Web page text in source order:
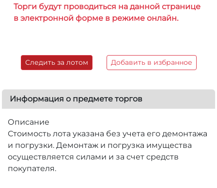
Торги будут проводиться на данной странице
в электронной форме в режиме онлайн.
Следить за лотом Добавить в избранное
Информация о предмете торгов
Описание
Стоимость лота указана без учета его демонтажа
и погрузки. Демонтаж и погрузка имущества
осуществляется силами и за счет средств
покупателя.